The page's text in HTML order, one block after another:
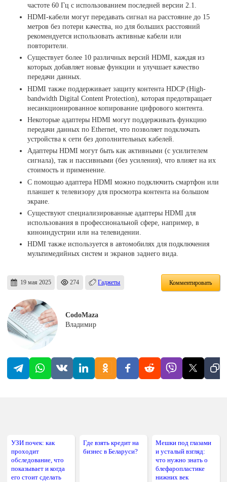
частоте 60 Гц с использованием последней версии 2.1.
HDMI-кабели могут передавать сигнал на расстояние до 15
метров без потери качества, но для больших расстояний
рекомендуется использовать активные кабели или
повторители.
Существует более 10 различных версий HDMI, каждая из
которых добавляет новые функции и улучшает качество
передачи данных.
HDMI также поддерживает защиту контента HDCP (High-
bandwidth Digital Content Protection), которая предотвращает
несанкционированное копирование цифрового контента.
Некоторые адаптеры HDMI могут поддерживать функцию
передачи данных по Ethernet, что позволяет подключать
устройства к сети без дополнительных кабелей.
Адаптеры HDMI могут быть как активными (с усилителем
сигнала), так и пассивными (без усиления), что влияет на их
стоимость и применение.
С помощью адаптера HDMI можно подключить смартфон или
планшет к телевизору для просмотра контента на большом
экране.
Существуют специализированные адаптеры HDMI для
использования в профессиональной сфере, например, в
киноиндустрии или на телевидении.
HDMI также используется в автомобилях для подключения
мультимедийных систем и экранов заднего вида.
19 мая 2025 274 Гаджеты Комментировать
CodoMaza
Владимир
УЗИ почек: как
проходит
обследование, что
показывает и когда
его стоит сделать
Где взять кредит на
бизнес в Беларуси?
Мешки под глазами
и усталый взгляд:
что нужно знать о
блефаропластике
нижних век